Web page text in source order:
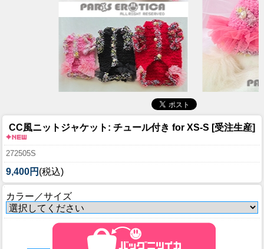
CC風ニットジャケット: チュール付き for XS-S [受注生産]
272505S
9,400円 (税込)
カラー／サイズ